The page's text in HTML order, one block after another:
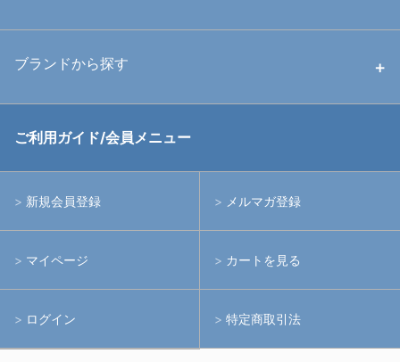
中古アームシステム
ハウジング
ライト
アームシステム
アクションカメラ(GoPro等)
水中用品
ブランドから探す
RGBlue
イノン
ご利用ガイド/会員メニュー
新規会員登録 メルマガ登録
マイページ カートを見る
ログイン 特定商取引法